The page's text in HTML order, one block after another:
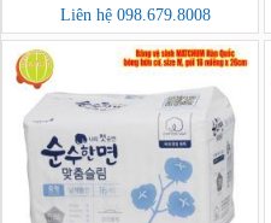
Liên hệ 098.679.8008